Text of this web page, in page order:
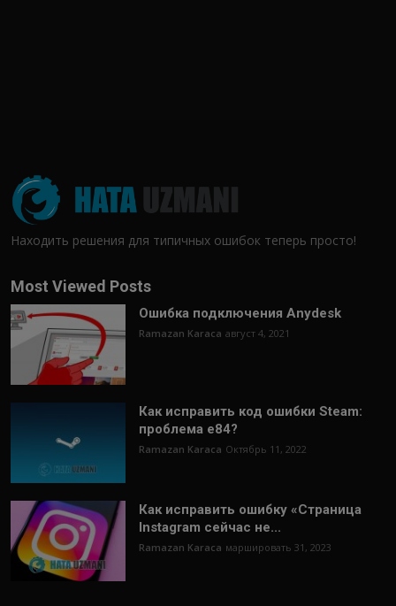
Находить решения для типичных ошибок теперь просто!
Most Viewed Posts
Ошибка подключения Anydesk
Ramazan Karaca август 4, 2021
Как исправить код ошибки Steam:
проблема e84?
Ramazan Karaca Октябрь 11, 2022
Как исправить ошибку «Страница
Instagram сейчас не...
Ramazan Karaca маршировать 31, 2023